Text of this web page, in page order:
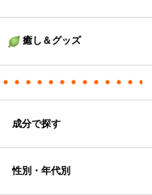
癒し＆グッズ
成分で探す
性別・年代別